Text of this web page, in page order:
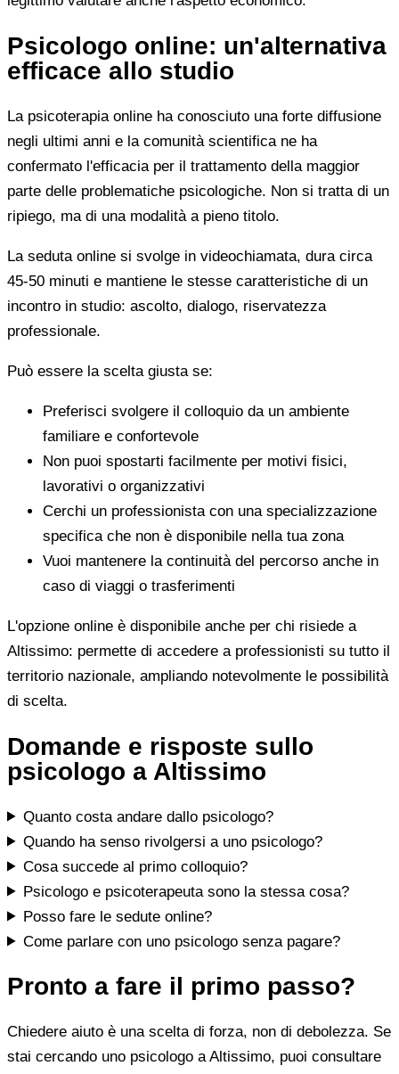
Psicologo online: un'alternativa
efficace allo studio
La psicoterapia online ha conosciuto una forte diffusione
negli ultimi anni e la comunità scientifica ne ha
confermato l'efficacia per il trattamento della maggior
parte delle problematiche psicologiche. Non si tratta di un
ripiego, ma di una modalità a pieno titolo.
La seduta online si svolge in videochiamata, dura circa
45-50 minuti e mantiene le stesse caratteristiche di un
incontro in studio: ascolto, dialogo, riservatezza
professionale.
Può essere la scelta giusta se:
Preferisci svolgere il colloquio da un ambiente
familiare e confortevole
Non puoi spostarti facilmente per motivi fisici,
lavorativi o organizzativi
Cerchi un professionista con una specializzazione
specifica che non è disponibile nella tua zona
Vuoi mantenere la continuità del percorso anche in
caso di viaggi o trasferimenti
L'opzione online è disponibile anche per chi risiede a
Altissimo: permette di accedere a professionisti su tutto il
territorio nazionale, ampliando notevolmente le possibilità
di scelta.
Domande e risposte sullo
psicologo a Altissimo
Quanto costa andare dallo psicologo?
Quando ha senso rivolgersi a uno psicologo?
Cosa succede al primo colloquio?
Psicologo e psicoterapeuta sono la stessa cosa?
Posso fare le sedute online?
Come parlare con uno psicologo senza pagare?
Pronto a fare il primo passo?
Chiedere aiuto è una scelta di forza, non di debolezza. Se
stai cercando uno psicologo a Altissimo, puoi consultare